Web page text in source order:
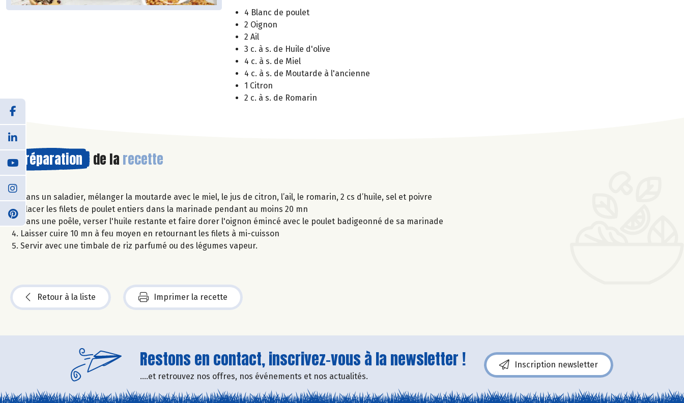
4 Blanc de poulet
2 Oignon
2 Ail
3 c. à s. de Huile d'olive
4 c. à s. de Miel
4 c. à s. de Moutarde à l'ancienne
1 Citron
2 c. à s. de Romarin
Préparation de la recette
Dans un saladier, mélanger la moutarde avec le miel, le jus de citron, l’ail, le romarin, 2 cs d’huile, sel et poivre
Placer les filets de poulet entiers dans la marinade pendant au moins 20 mn
Dans une poêle, verser l'huile restante et faire dorer l'oignon émincé avec le poulet badigeonné de sa marinade
Laisser cuire 10 mn à feu moyen en retournant les filets à mi-cuisson
Servir avec une timbale de riz parfumé ou des légumes vapeur.
Retour à la liste Imprimer la recette
Restons en contact, inscrivez-vous à la newsletter !
....et retrouvez nos offres, nos événements et nos actualités.
Inscription newsletter